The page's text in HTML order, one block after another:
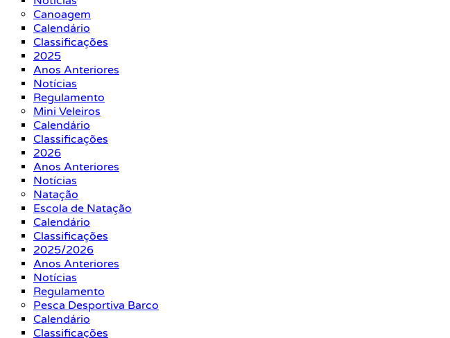
Canoagem
Calendário
Classificações
2025
Anos Anteriores
Notícias
Regulamento
Mini Veleiros
Calendário
Classificações
2026
Anos Anteriores
Notícias
Natação
Escola de Natação
Calendário
Classificações
2025/2026
Anos Anteriores
Notícias
Regulamento
Pesca Desportiva Barco
Calendário
Classificações